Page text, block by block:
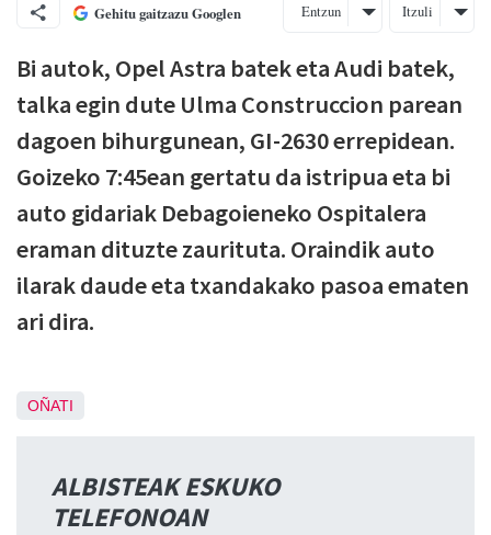
Gehitu gaitzazu Googlen Entzun Itzuli
Bi autok, Opel Astra batek eta Audi batek,
talka egin dute Ulma Construccion parean
dagoen bihurgunean, GI-2630 errepidean.
Goizeko 7:45ean gertatu da istripua eta bi
auto gidariak Debagoieneko Ospitalera
eraman dituzte zaurituta. Oraindik auto
ilarak daude eta txandakako pasoa ematen
ari dira.
OÑATI
ALBISTEAK ESKUKO
TELEFONOAN